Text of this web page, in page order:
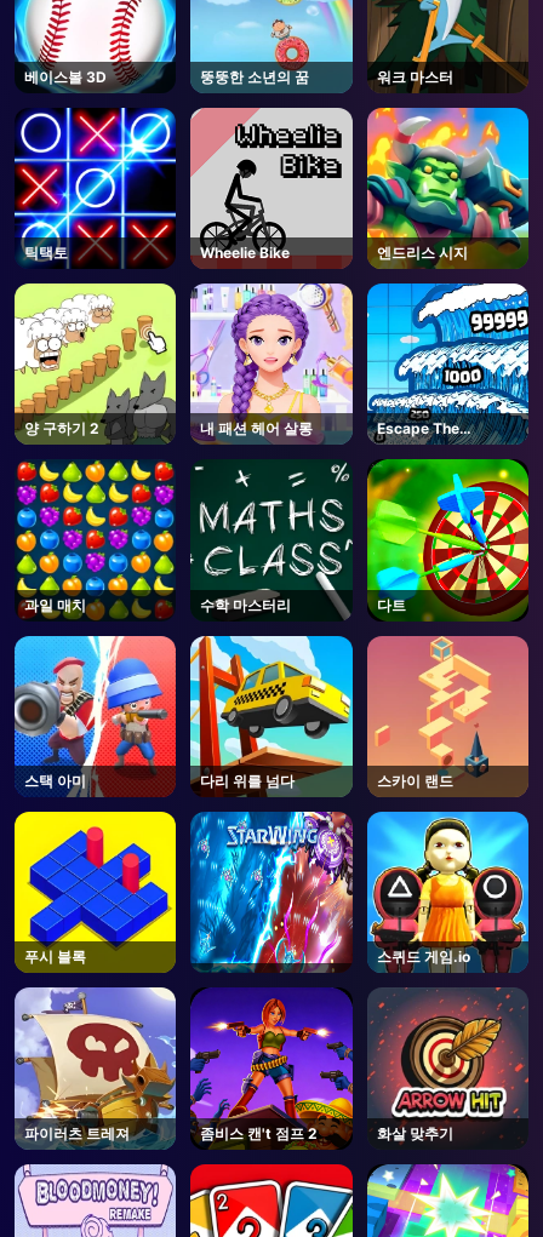
베이스볼 3D 뚱뚱한 소년의 꿈 워크 마스터
틱택토 Wheelie Bike 엔드리스 시지
양 구하기 2 내 패션 헤어 살롱
Escape The
Tsunami 🌊 - Roblox
과일 매치 수학 마스터리 다트
스택 아미 다리 위를 넘다 스카이 랜드
푸시 블록 스퀴드 게임.io
파이러츠 트레져 좀비스 캔't 점프 2 화살 맞추기